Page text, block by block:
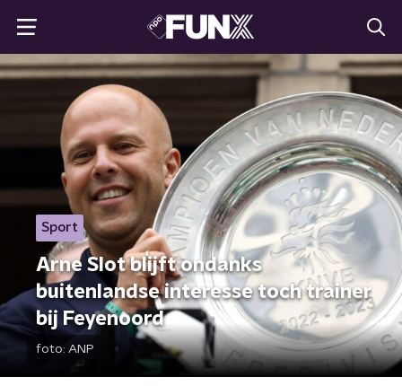
Sport
Arne Slot blijft ondanks
buitenlandse interesse toch trainer
bij Feyenoord
foto: ANP